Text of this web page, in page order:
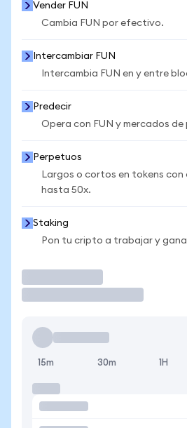
Vender FUN
Cambia FUN por efectivo.
Intercambiar FUN
Intercambia FUN en y entre
Predecir
Opera con FUN y mercados
Perpetuos
Largos o cortos en tokens
hasta 50x.
Staking
Pon tu cripto a trabajar y
15m 30m 1H